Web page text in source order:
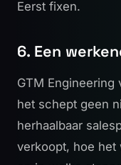
Eerst fixen.
6. Een
GTM Engineering
het schept geen
herhaalbaar
verkoopt, hoe